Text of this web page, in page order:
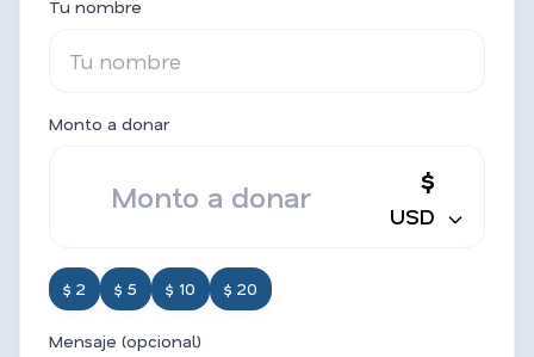
Tu nombre
Monto a donar
$
USD
$ 2 $ 5 $ 10 $ 20
Mensaje (opcional)